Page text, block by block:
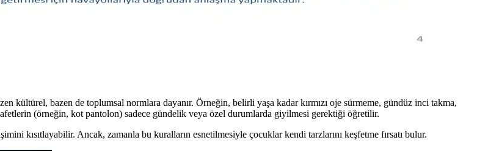
kültürel, bazen de toplumsal normlara dayanır. Örneğin, belirli yaşa kadar kırmızı oje sürmeme, gündüz inci takma,
(örneğin, kot pantolon) sadece gündelik veya özel durumlarda giyilmesi gerektiği öğretilir.
kısıtlayabilir. Ancak, zamanla bu kuralların esnetilmesiyle çocuklar kendi tarzlarını keşfetme fırsatı bulur.